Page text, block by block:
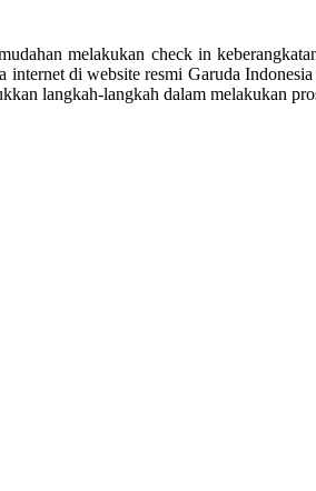
melakukan check in
di website resmi Garuda
langkah-langkah dalam melakukan